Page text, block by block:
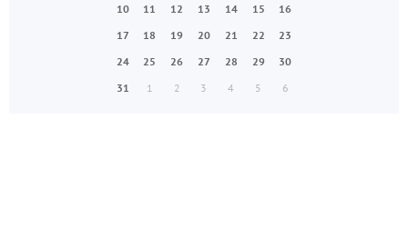
10
11 12 13 14 15
16
17
18 19 20 21 22
23
24
25 26 27 28 29
30
31
1 2 3 4 5 6